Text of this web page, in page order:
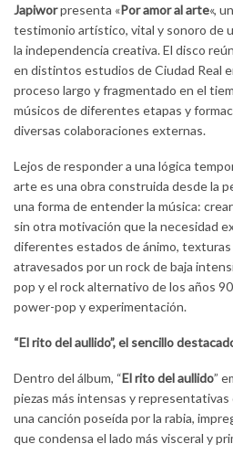
Japiworpresenta «Por amor al arte«,
testimonio artístico, vital y sonoro de
la independencia creativa. El disco
en distintos estudios de Ciudad Real
proceso largo y fragmentado en el
músicos de diferentes etapas y
diversas colaboraciones externas.
Lejos de responder a una lógica
arte es una obra construida desde la
una forma de entender la música:
sin otra motivación que la necesidad
diferentes estados de ánimo,
atravesados por un rock de baja
pop y el rock alternativo de los años
power-pop y experimentación.
“El rito del aullido”, el sencillo
Dentro del álbum, “El rito del aullido”
piezas más intensas y
una canción poseída por la rabia,
que condensa el lado más visceral y